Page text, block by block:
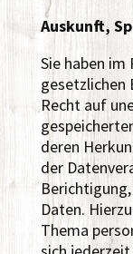
Auskunft,
Sie haben
gesetzlichen
Recht auf
deren
der
Daten.
Thema